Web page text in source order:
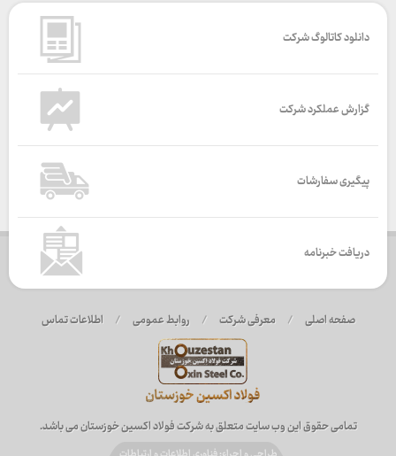
دانلود کاتالوگ شرکت
گزارش عملکرد شرکت
پیگیری سفارشات
دریافت خبرنامه
صفحه اصلی / معرفی شرکت / روابط عمومی / اطلاعات تماس
تمامی حقوق این وب سایت متعلق به شرکت فولاد اکسین خوزستان می باشد.